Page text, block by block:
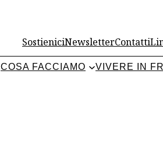
SostieniciNewsletterContatti
COSA FACCIAMO VIVERE IN